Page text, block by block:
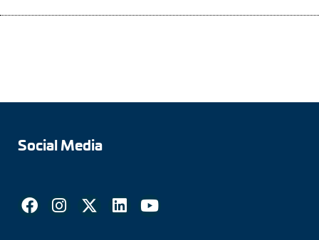
Social Media